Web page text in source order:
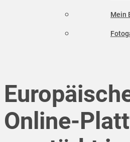
Mein
Online-